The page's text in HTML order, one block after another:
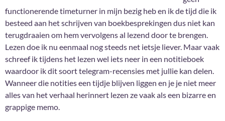
functionerende timeturner in mijn bezig heb en ik de tijd die ik
besteed aan het schrijven van boekbesprekingen dus niet kan
terugdraaien om hem vervolgens al lezend door te brengen.
Lezen doe ik nu eenmaal nog steeds net ietsje liever. Maar vaak
schreef ik tijdens het lezen wel iets neer in een notitieboek
waardoor ik dit soort telegram-recensies met jullie kan delen.
Wanneer die notities een tijdje blijven liggen en je je niet meer
alles van het verhaal herinnert lezen ze vaak als een bizarre en
grappige memo.